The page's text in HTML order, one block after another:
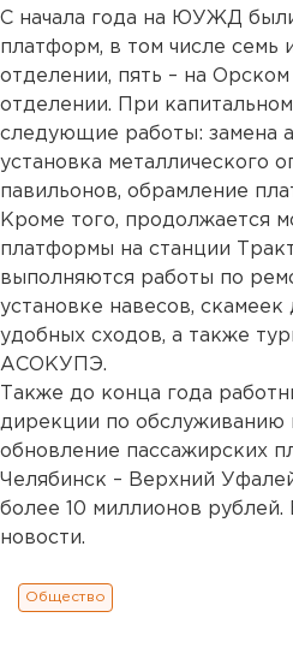
С начала года на ЮУЖД
платформ, в том числе семь
отделении, пять – на
отделении. При
следующие работы: замена
установка металлического
павильонов, обрамление
Кроме того, продолжается
платформы на станции
выполняются работы по
установке навесов, скамеек
удобных сходов, а также
АСОКУПЭ.
Также до конца года
дирекции по обслуживанию
обновление пассажирских
Челябинск – Верхний
более 10 миллионов рублей.
новости.
Общество